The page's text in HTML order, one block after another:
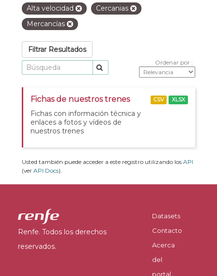
Alta velocidad
Cercanias
Mercancías
Filtrar Resultados
Ordenar por
Fichas de nuestros trenes
Fichas con información técnica y
enlaces a fotos y vídeos de
nuestros trenes
CSV XLSX
Usted también puede acceder a este registro utilizando los API
(ver API Docs).
Renfe. Todos los derechos
reservados.
Datasets
Contacto
Acerca
del
portal